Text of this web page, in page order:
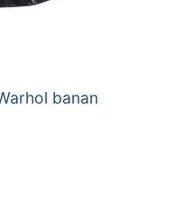
banan